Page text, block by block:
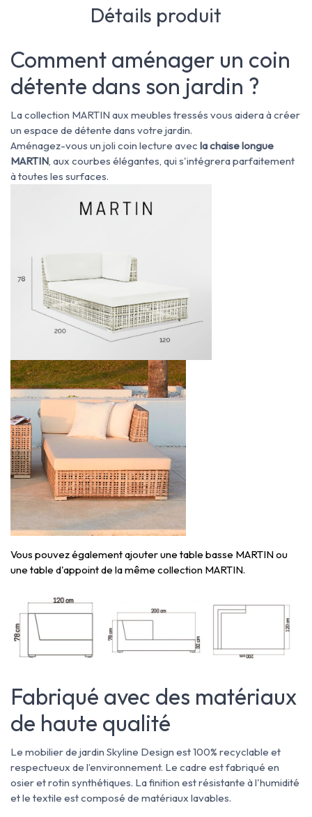
Détails produit
Comment aménager un coin
détente dans son jardin ?
La collection MARTIN aux meubles tressés vous aidera à créer
un espace de détente dans votre jardin.
Aménagez-vous un joli coin lecture avec la chaise longue
MARTIN, aux courbes élégantes, qui s'intégrera parfaitement
à toutes les surfaces.
Vous pouvez également ajouterune table basse MARTINou
une table d'appointde la même collection MARTIN.
Fabriqué avec des matériaux
de haute qualité
Le mobilier de jardin Skyline Design est 100% recyclable et
respectueux de l’environnement. Le cadre est fabriqué en
osier et rotin synthétiques. La finition est résistante à l'humidité
et le textile est composé de matériaux lavables.